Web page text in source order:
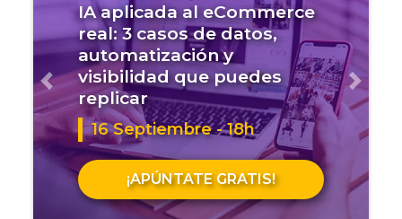
IA aplicada al eCommerce
real: 3 casos de datos,
automatización y
visibilidad que puedes
replicar
16 Septiembre - 18h
¡APÚNTATE GRATIS!
Anterior